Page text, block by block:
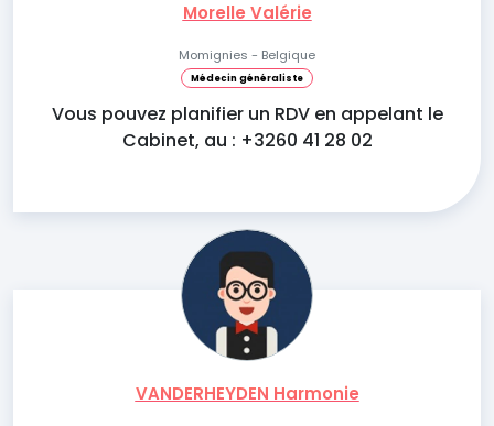
Morelle Valérie
Momignies - Belgique
Médecin généraliste
Vous pouvez planifier un RDV en appelant le
Cabinet, au : +3260 41 28 02
VANDERHEYDEN Harmonie